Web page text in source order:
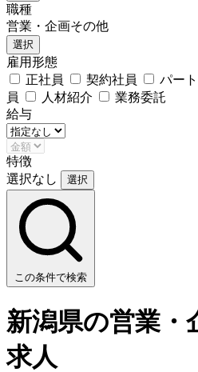
職種
営業・企画その他
選択
雇用形態
正社員
契約社員 パート
員
人材紹介
業務委託
給与
特徴
選択なし
選択
この条件で検索
新潟県の営業・
求人